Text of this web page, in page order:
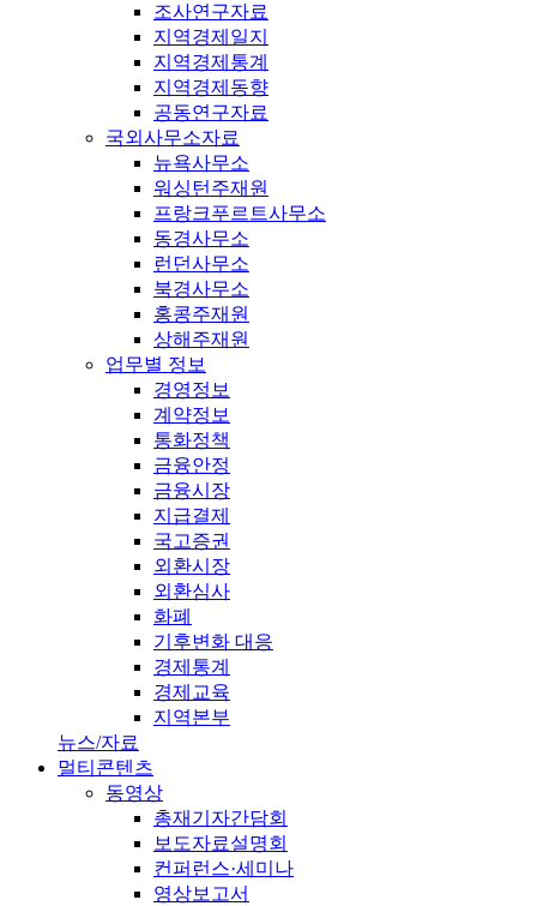
조사연구자료
지역경제일지
지역경제통계
지역경제동향
공동연구자료
국외사무소자료
뉴욕사무소
워싱턴주재원
프랑크푸르트사무소
동경사무소
런던사무소
북경사무소
홍콩주재원
상해주재원
업무별 정보
경영정보
계약정보
통화정책
금융안정
금융시장
지급결제
국고증권
외환시장
외환심사
화폐
기후변화 대응
경제통계
경제교육
지역본부
뉴스/자료
멀티콘텐츠
동영상
총재기자간담회
보도자료설명회
컨퍼런스·세미나
영상보고서